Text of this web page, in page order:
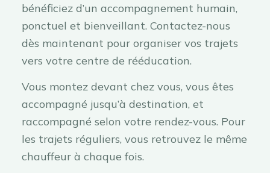
bénéficiez d’un accompagnement humain,
ponctuel et bienveillant. Contactez-nous
dès maintenant pour organiser vos trajets
vers votre centre de rééducation.
Vous montez devant chez vous, vous êtes
accompagné jusqu’à destination, et
raccompagné selon votre rendez-vous. Pour
les trajets réguliers, vous retrouvez le même
chauffeur à chaque fois.